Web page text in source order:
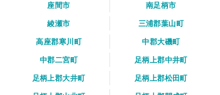
座間市
南足柄市
綾瀬市
三浦郡葉山町
高座郡寒川町
中郡大磯町
中郡二宮町
足柄上郡中井町
足柄上郡大井町
足柄上郡松田町